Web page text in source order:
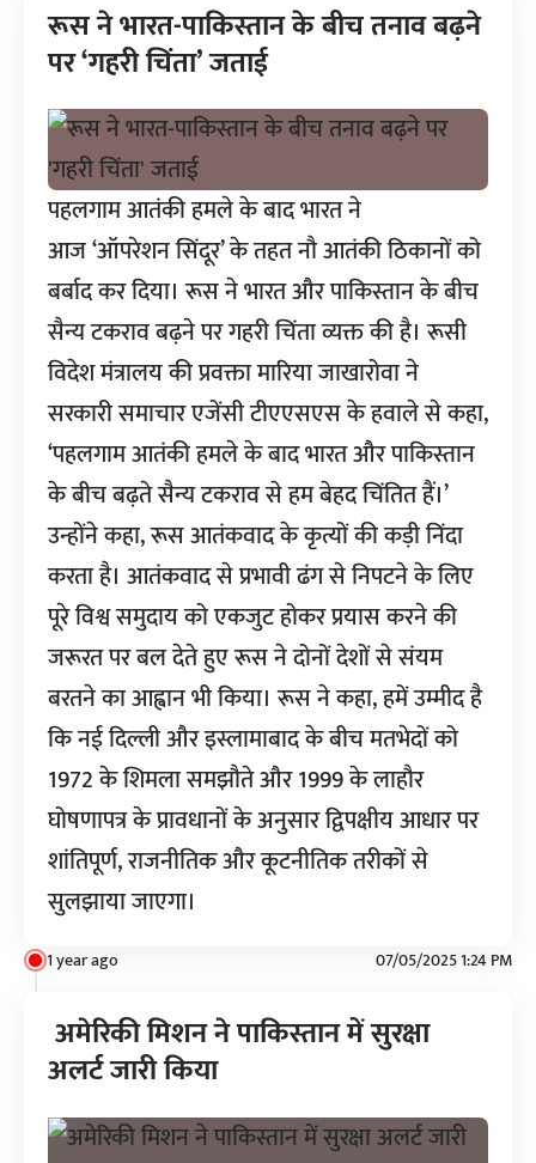
रूस ने भारत-पाकिस्तान के बीच तनाव बढ़ने
पर ‘गहरी चिंता’ जताई
पहलगाम आतंकी हमले के बाद भारत ने
आज ‘ऑपरेशन सिंदूर’ के तहत नौ आतंकी ठिकानों को
बर्बाद कर दिया। रूस ने भारत और पाकिस्तान के बीच
सैन्य टकराव बढ़ने पर गहरी चिंता व्यक्त की है। रूसी
विदेश मंत्रालय की प्रवक्ता मारिया जाखारोवा ने
सरकारी समाचार एजेंसी टीएएसएस के हवाले से कहा,
‘पहलगाम आतंकी हमले के बाद भारत और पाकिस्तान
के बीच बढ़ते सैन्य टकराव से हम बेहद चिंतित हैं।’
उन्होंने कहा, रूस आतंकवाद के कृत्यों की कड़ी निंदा
करता है। आतंकवाद से प्रभावी ढंग से निपटने के लिए
पूरे विश्व समुदाय को एकजुट होकर प्रयास करने की
जरूरत पर बल देते हुए रूस ने दोनों देशों से संयम
बरतने का आह्वान भी किया। रूस ने कहा, हमें उम्मीद है
कि नई दिल्ली और इस्लामाबाद के बीच मतभेदों को
1972 के शिमला समझौते और 1999 के लाहौर
घोषणापत्र के प्रावधानों के अनुसार द्विपक्षीय आधार पर
शांतिपूर्ण, राजनीतिक और कूटनीतिक तरीकों से
सुलझाया जाएगा।
1 year ago 07/05/2025 1:24 PM
अमेरिकी मिशन ने पाकिस्तान में सुरक्षा
अलर्ट जारी किया